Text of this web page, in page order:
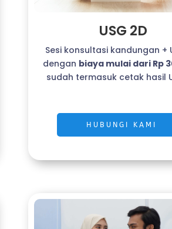
USG 2D
Sesi konsultasi kandungan +
dengan biaya mulai dari Rp
sudah termasuk cetak hasil
HUBUNGI KAMI